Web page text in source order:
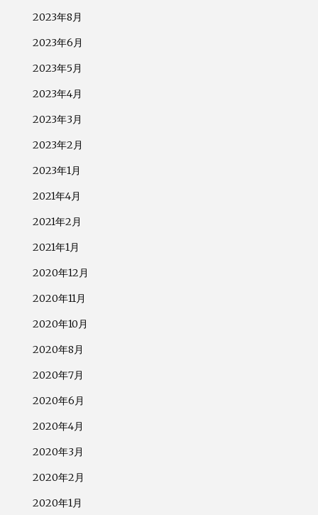
2023年8月
2023年6月
2023年5月
2023年4月
2023年3月
2023年2月
2023年1月
2021年4月
2021年2月
2021年1月
2020年12月
2020年11月
2020年10月
2020年8月
2020年7月
2020年6月
2020年4月
2020年3月
2020年2月
2020年1月